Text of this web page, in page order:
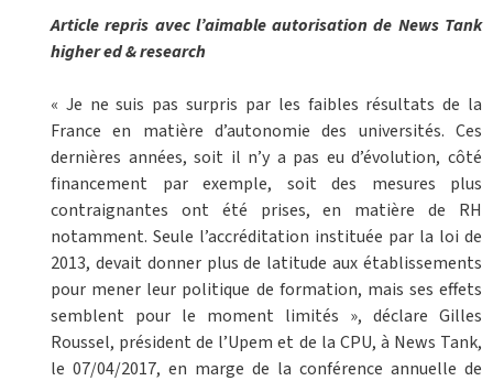
Article repris avec l’aimable autorisation de News Tank
higher ed & research
« Je ne suis pas surpris par les faibles résultats de la
France en matière d’autonomie des universités. Ces
dernières années, soit il n’y a pas eu d’évolution, côté
financement par exemple, soit des mesures plus
contraignantes ont été prises, en matière de RH
notamment. Seule l’accréditation instituée par la loi de
2013, devait donner plus de latitude aux établissements
pour mener leur politique de formation, mais ses effets
semblent pour le moment limités », déclare Gilles
Roussel, président de l’Upem et de la CPU, à News Tank,
le 07/04/2017, en marge de la conférence annuelle de